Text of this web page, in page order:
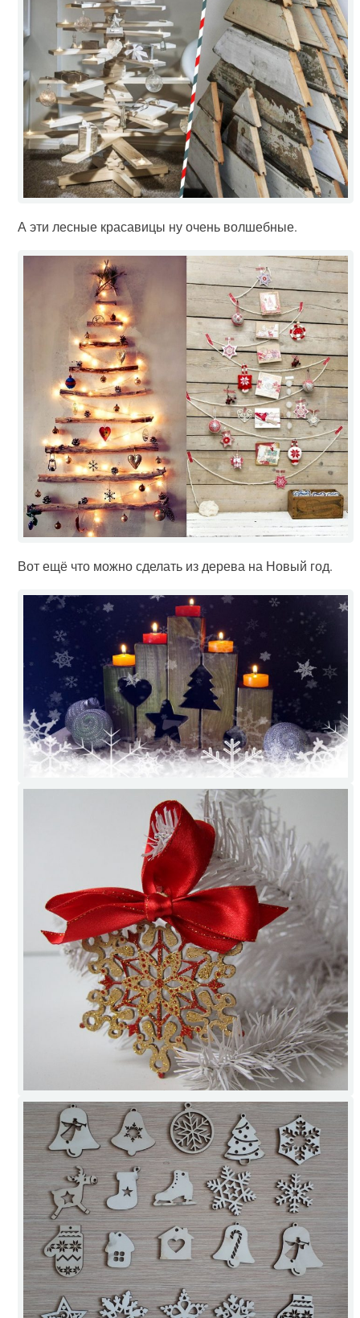
А эти лесные красавицы ну очень волшебные.
Вот ещё что можно сделать из дерева на Новый год.